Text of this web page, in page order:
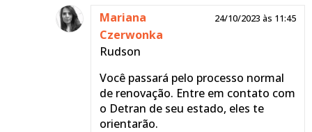
Mariana
Czerwonka
24/10/2023 às 11:45
Rudson
Você passará pelo processo normal
de renovação. Entre em contato com
o Detran de seu estado, eles te
orientarão.